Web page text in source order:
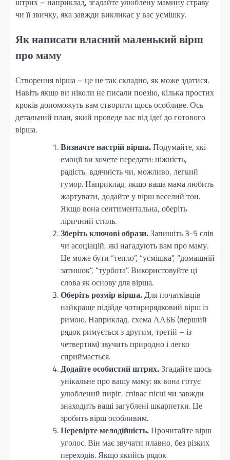
чи її звичку, яка завжди викликає у вас усмішку.
Як написати власний маленький вірш
про маму
Створення вірша – це не так складно, як може здатися.
Навіть якщо ви ніколи не писали поезію, кілька простих
кроків допоможуть вам створити щось особливе. Ось
детальний план, який проведе вас від ідеї до готового
вірша.
Визначте настрій вірша.Подумайте, які
емоції ви хочете передати: ніжність,
радість, вдячність чи, можливо, легкий
гумор. Наприклад, якщо ваша мама любить
жартувати, додайте у вірш веселий тон.
Якщо вона сентиментальна, оберіть
ліричний стиль.
Зберіть ключові образи.Запишіть 3-5 слів
чи асоціацій, які нагадують вам про маму.
Це може бути “тепло”, “усмішка”, “домашній
затишок”, “турбота”. Використовуйте ці
слова як основу для вірша.
Оберіть розмір вірша.Для початківців
найкраще підійде чотирирядковий вірш із
римою. Наприклад, схема ААББ (перший
рядок римується з другим, третій – із
четвертим) звучить природно і легко
сприймається.
Додайте особистий штрих.Згадайте щось
унікальне про вашу маму: як вона готує
улюблений пиріг, співає пісні чи завжди
знаходить ваші загублені шкарпетки. Це
зробить вірш особливим.
Перевірте мелодійність.Прочитайте вірш
уголос. Він має звучати плавно, без різких
переходів. Якщо якийсь рядок